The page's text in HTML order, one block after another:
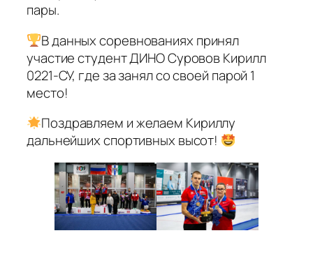
пары.
В данных соревнованиях принял
участие студент ДИНО Суровов Кирилл
0221-СУ, где за занял со своей парой 1
место!
Поздравляем и желаем Кириллу
дальнейших спортивных высот!